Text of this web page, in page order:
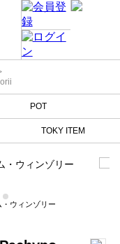
POT
TOKY ITEM
ウィンゾリー